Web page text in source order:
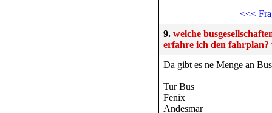
<<<
9. welche
erfahre ich den fahrplan?
Da gibt es ne Menge an
Tur Bus
Fenix
Andesmar